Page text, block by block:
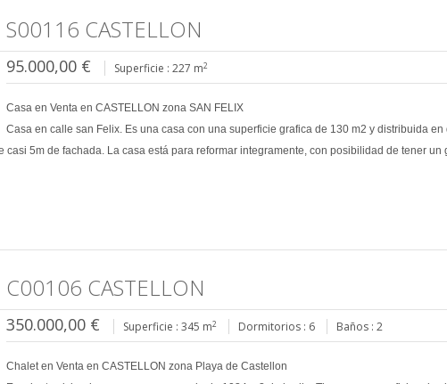
S00116 CASTELLON
95.000,00 € Superficie : 227 m2
Casa en Venta en CASTELLON zona SAN FELIX
Casa en calle san Felix. Es una casa con una superficie grafica de 130 m2 y distribuida en
5m de fachada. La casa está para reformar integramente, con posibilidad de tener un
C00106 CASTELLON
350.000,00 € Superficie : 345 m2 Dormitorios : 6 Baños : 2
Chalet en Venta en CASTELLON zona Playa de Castellon